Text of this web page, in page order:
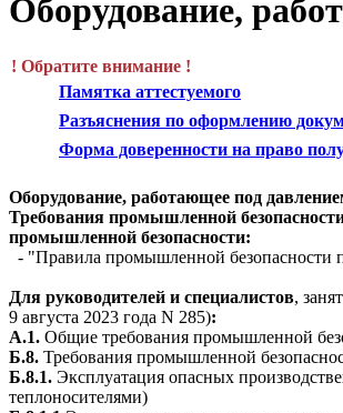
Оборудование,
! Обратите внимание !
Памятка аттестуемого
Разъяснения по оформлению
Форма доверенности на право
Оборудование, работающее под
Требования промышленной
промышленной безопасности:
- "Правила промышленной безопасности
Для руководителей и специалистов,
9 августа 2023 года N 285):
А.1. Общие требования промышленной
Б.8. Требования промышленной
Б.8.1. Эксплуатация опасных
теплоносителями)